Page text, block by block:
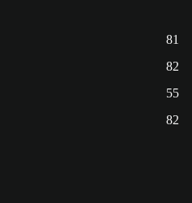
81
82
55
82